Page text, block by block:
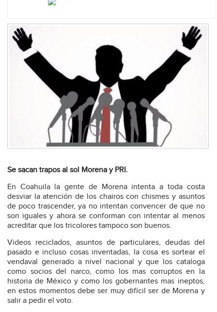
Se sacan trapos al sol Morena y PRI.
En Coahuila la gente de Morena intenta a toda costa
desviar la atención de los chairos con chismes y asuntos
de poco trascender, ya no intentan convencer de que no
son iguales y ahora se conforman con intentar al menos
acreditar que los tricolores tampoco son buenos.
Videos reciclados, asuntos de particulares, deudas del
pasado e incluso cosas inventadas, la cosa es sortear el
vendaval generado a nivel nacional y que los cataloga
como socios del narco, como los mas corruptos en la
historia de México y como los gobernantes mas ineptos,
en estos momentos debe ser muy difícil ser de Morena y
salir a pedir el voto.